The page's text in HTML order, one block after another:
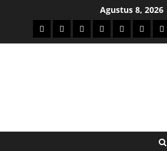
Agustus 8, 2026